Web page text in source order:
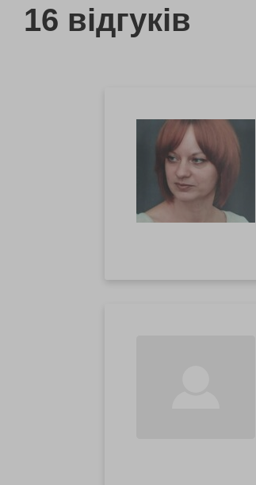
16 відгуків